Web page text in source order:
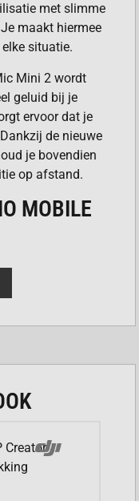
met slimme
maakt hiermee
situatie.
Mini 2 wordt
geluid bij je
ervoor dat je
de nieuwe
je bovendien
op afstand.
MOBILE
beelden door
stabilisatie.
geluid
DJI Mic
je de
en unieke